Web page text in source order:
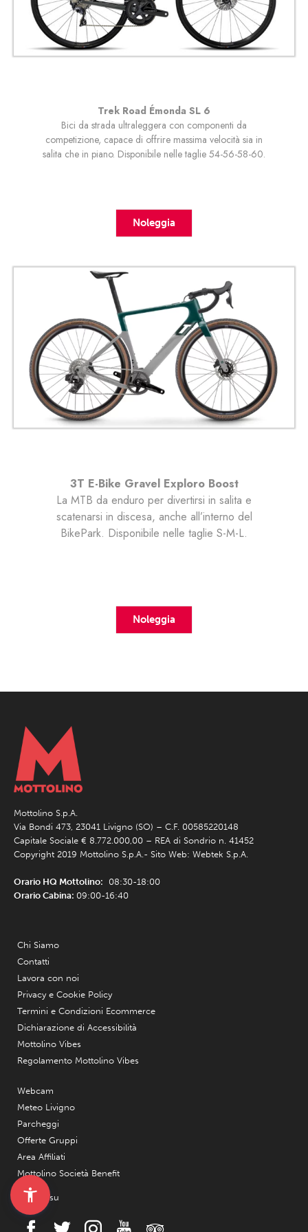
Trek Road Émonda SL 6
Bici da strada ultraleggera con componenti da
competizione, capace di offrire massima velocità sia in
salita che in piano. Disponibile nelle taglie 54-56-58-60.
Noleggia
3T E-Bike Gravel Exploro Boost
La MTB da enduro per divertirsi in salita e
scatenarsi in discesa, anche all’interno del
BikePark. Disponibile nelle taglie S-M-L.
Noleggia
Mottolino S.p.A.
Via Bondi 473, 23041 Livigno (SO) – C.F. 00585220148
Capitale Sociale € 8.772.000,00 – REA di Sondrio n. 41452
Copyright 2019 Mottolino S.p.A.- Sito Web: Webtek S.p.A.
Orario HQ Mottolino: 08:30-18:00
Orario Cabina: 09:00-16:40
Chi Siamo
Contatti
Lavora con noi
Privacy e Cookie Policy
Termini e Condizioni Ecommerce
Dichiarazione di Accessibilità
Mottolino Vibes
Regolamento Mottolino Vibes
Webcam
Meteo Livigno
Parcheggi
Offerte Gruppi
Area Affiliati
Mottolino Società Benefit
Seguici su